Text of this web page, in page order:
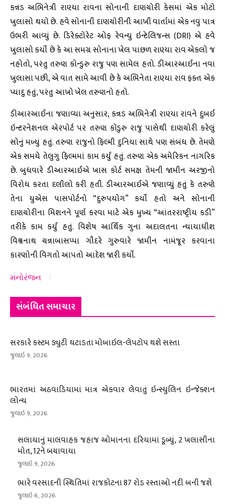
કન્નડ અભિનેત્રી રાણ્યા રાવના સોનાની દાણચોરી કેસમાં એક મોટો
ખુલાસો થયો છે. હવે સોનાની દાણચોરીની આખી વાર્તામાં એક નવું પાત્ર
ઉભરી આવ્યું છે. ડિરેક્ટોરેટ ઓફ રેવન્યુ ઇન્ટેલિજન્સ (DRI) એ હવે
ખુલાસો કર્યો છે કે આ સમગ્ર સોનાના ખેલ પાછળ રાણ્યા રાવ એકલો જ
નહોતો, પરંતુ તરુણ કોન્ડુરુ રાજુ પણ સામેલ હતો. ડીઆરઆઈના નવા
ખુલાસા પછી, એ વાત સામે આવી છે કે અભિનેતા રાણ્યા રાવ ફક્ત એક
પ્યાદુ હતું, પરંતુ આખો ખેલ તરુણનો હતો.
ડીઆરઆઈના જણાવ્યા અનુસાર, કન્નડ અભિનેત્રી રાણ્યા રાવને દુબઈ
ઇન્ટરનેશનલ એરપોર્ટ પર તરુણ કોંડુરુ રાજુ પાસેથી દાણચોરી કરેલું
સોનું મળ્યું હતું. તરુણ રાજુનો ફિલ્મી દુનિયા સાથે પણ સંબંધ છે. તેમણે
એક સમયે તેલુગુ ફિલ્મમાં કામ કર્યું હતું. તરુણ એક અમેરિકન નાગરિક
છે. બુધવારે ડીઆરઆઈએ ખાસ કોર્ટ સમક્ષ તેમની જામીન અરજીનો
વિરોધ કરતા દલીલો કરી હતી. ડીઆરઆઈએ જણાવ્યું હતું કે તરુણે
તેના યુએસ પાસપોર્ટનો “દુરુપયોગ” કર્યો હતો અને સોનાની
દાણચોરીના મિશનને પૂર્ણ કરવા માટે એક મુખ્ય “આંતરરાષ્ટ્રીય કડી”
તરીકે કામ કર્યું હતું. વિશેષ આર્થિક ગુના અદાલતના ન્યાયાધીશ
વિશ્વનાથ ચન્નાબાસપ્પા ગૌદરે ગુરુવારે જામીન નામંજૂર કરવાના
કારણોની વિગતો આપતો આદેશ જારી કર્યો.
મનોરંજન
સંબંધિત સમાચાર
સરકારે કસ્ટમ ડ્યુટી ઘટાડતા મોબાઇલ-લેપટોપ થશે સસ્તા
જુલાઇ 9, 2026
ભારતમાં અઠવાડિયામાં માત્ર એકવાર લેવાતું ઇન્સ્યુલિન ઇન્જેક્શન
લોન્ચ
જુલાઇ 9, 2026
સલાયાનું માલવાહક જહાજ ઓમાનના દરિયામાં ડૂબ્યું, 2 ખલાસીના
મોત, 12ને બચાવાયા
જુલાઇ 9, 2026
ભારે વરસાદની સ્થિતિમાં રાજકોટના 87 રોડ રસ્તાઓ નદી બની જશે
જુલાઇ 6, 2026